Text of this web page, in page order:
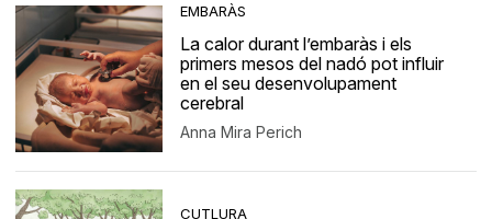
EMBARÀS
La calor durant l’embaràs i els
primers mesos del nadó pot influir
en el seu desenvolupament
cerebral
Anna Mira Perich
CUTLURA